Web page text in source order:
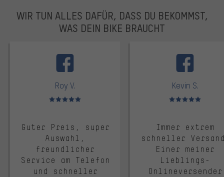
WIR TUN ALLES DAFÜR, DASS DU BEKOMMST,
WAS DEIN BIKE BRAUCHT
Roy V.
Bewertungen: 5 von 5
Guter Preis, super
Auswahl,
freundlicher
Service am Telefon
und schneller
Kevin S.
Bewertungen: 5 von 5
Immer extrem
schneller
Einer meiner
Lieblings-
Onlineversender